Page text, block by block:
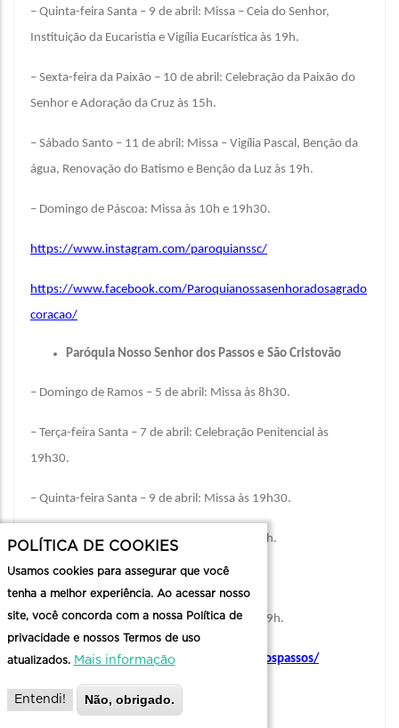
– Quinta-feira Santa – 9 de abril: Missa – Ceia do Senhor,
Instituição da Eucaristia e Vigília Eucarística às 19h.
– Sexta-feira da Paixão – 10 de abril: Celebração da Paixão do
Senhor e Adoração da Cruz às 15h.
– Sábado Santo – 11 de abril: Missa – Vigília Pascal, Benção da
água, Renovação do Batismo e Benção da Luz às 19h.
– Domingo de Páscoa: Missa às 10h e 19h30.
https://www.instagram.com/paroquianssc/
https://www.facebook.com/Paroquianossasenhoradosagrado
coracao/
Paróquia Nosso Senhor dos Passos e São Cristovão
– Domingo de Ramos – 5 de abril: Missa às 8h30.
– Terça-feira Santa – 7 de abril: Celebração Penitencial às
19h30.
– Quinta-feira Santa – 9 de abril: Missa às 19h30.
– Sexta-feira Santa – 10 de abril: Missa às 15h.
– Sábado Santo – 11 de abril: Missa às 19h.
– Domingo de Páscoa – 12 de abril: Missa às 9h.
www.facebook.com/pascomnossosenhordospassos/
Paróquia São Pio de Pietrelcina
POLÍTICA DE COOKIES
Usamos cookies para assegurar que você
tenha a melhor experiência. Ao acessar nosso
site, você concorda com a nossa Política de
privacidade e nossos Termos de uso
atualizados. Mais informação
Entendi! Não, obrigado.